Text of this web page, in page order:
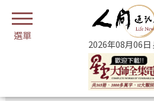
2026年08月06日